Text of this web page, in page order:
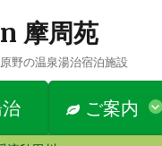
摩周苑
野の温泉湯治宿泊施設
ご案内